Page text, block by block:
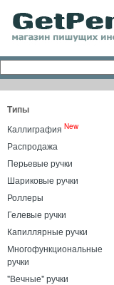
Типы
Каллиграфия New
Распродажа
Перьевые ручки
Шариковые ручки
Роллеры
Гелевые ручки
Капиллярные ручки
Многофункциональные
ручки
"Вечные" ручки